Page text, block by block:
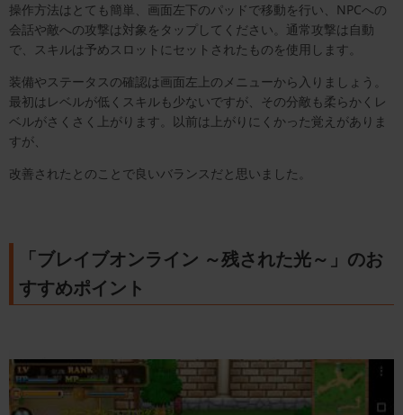
操作方法はとても簡単、画面左下のパッドで移動を行い、NPCへの
会話や敵への攻撃は対象をタップしてください。通常攻撃は自動
で、スキルは予めスロットにセットされたものを使用します。
装備やステータスの確認は画面左上のメニューから入りましょう。
最初はレベルが低くスキルも少ないですが、その分敵も柔らかくレ
ベルがさくさく上がります。以前は上がりにくかった覚えがありま
すが、
改善されたとのことで良いバランスだと思いました。
「ブレイブオンライン ～残された光～」のお
すすめポイント